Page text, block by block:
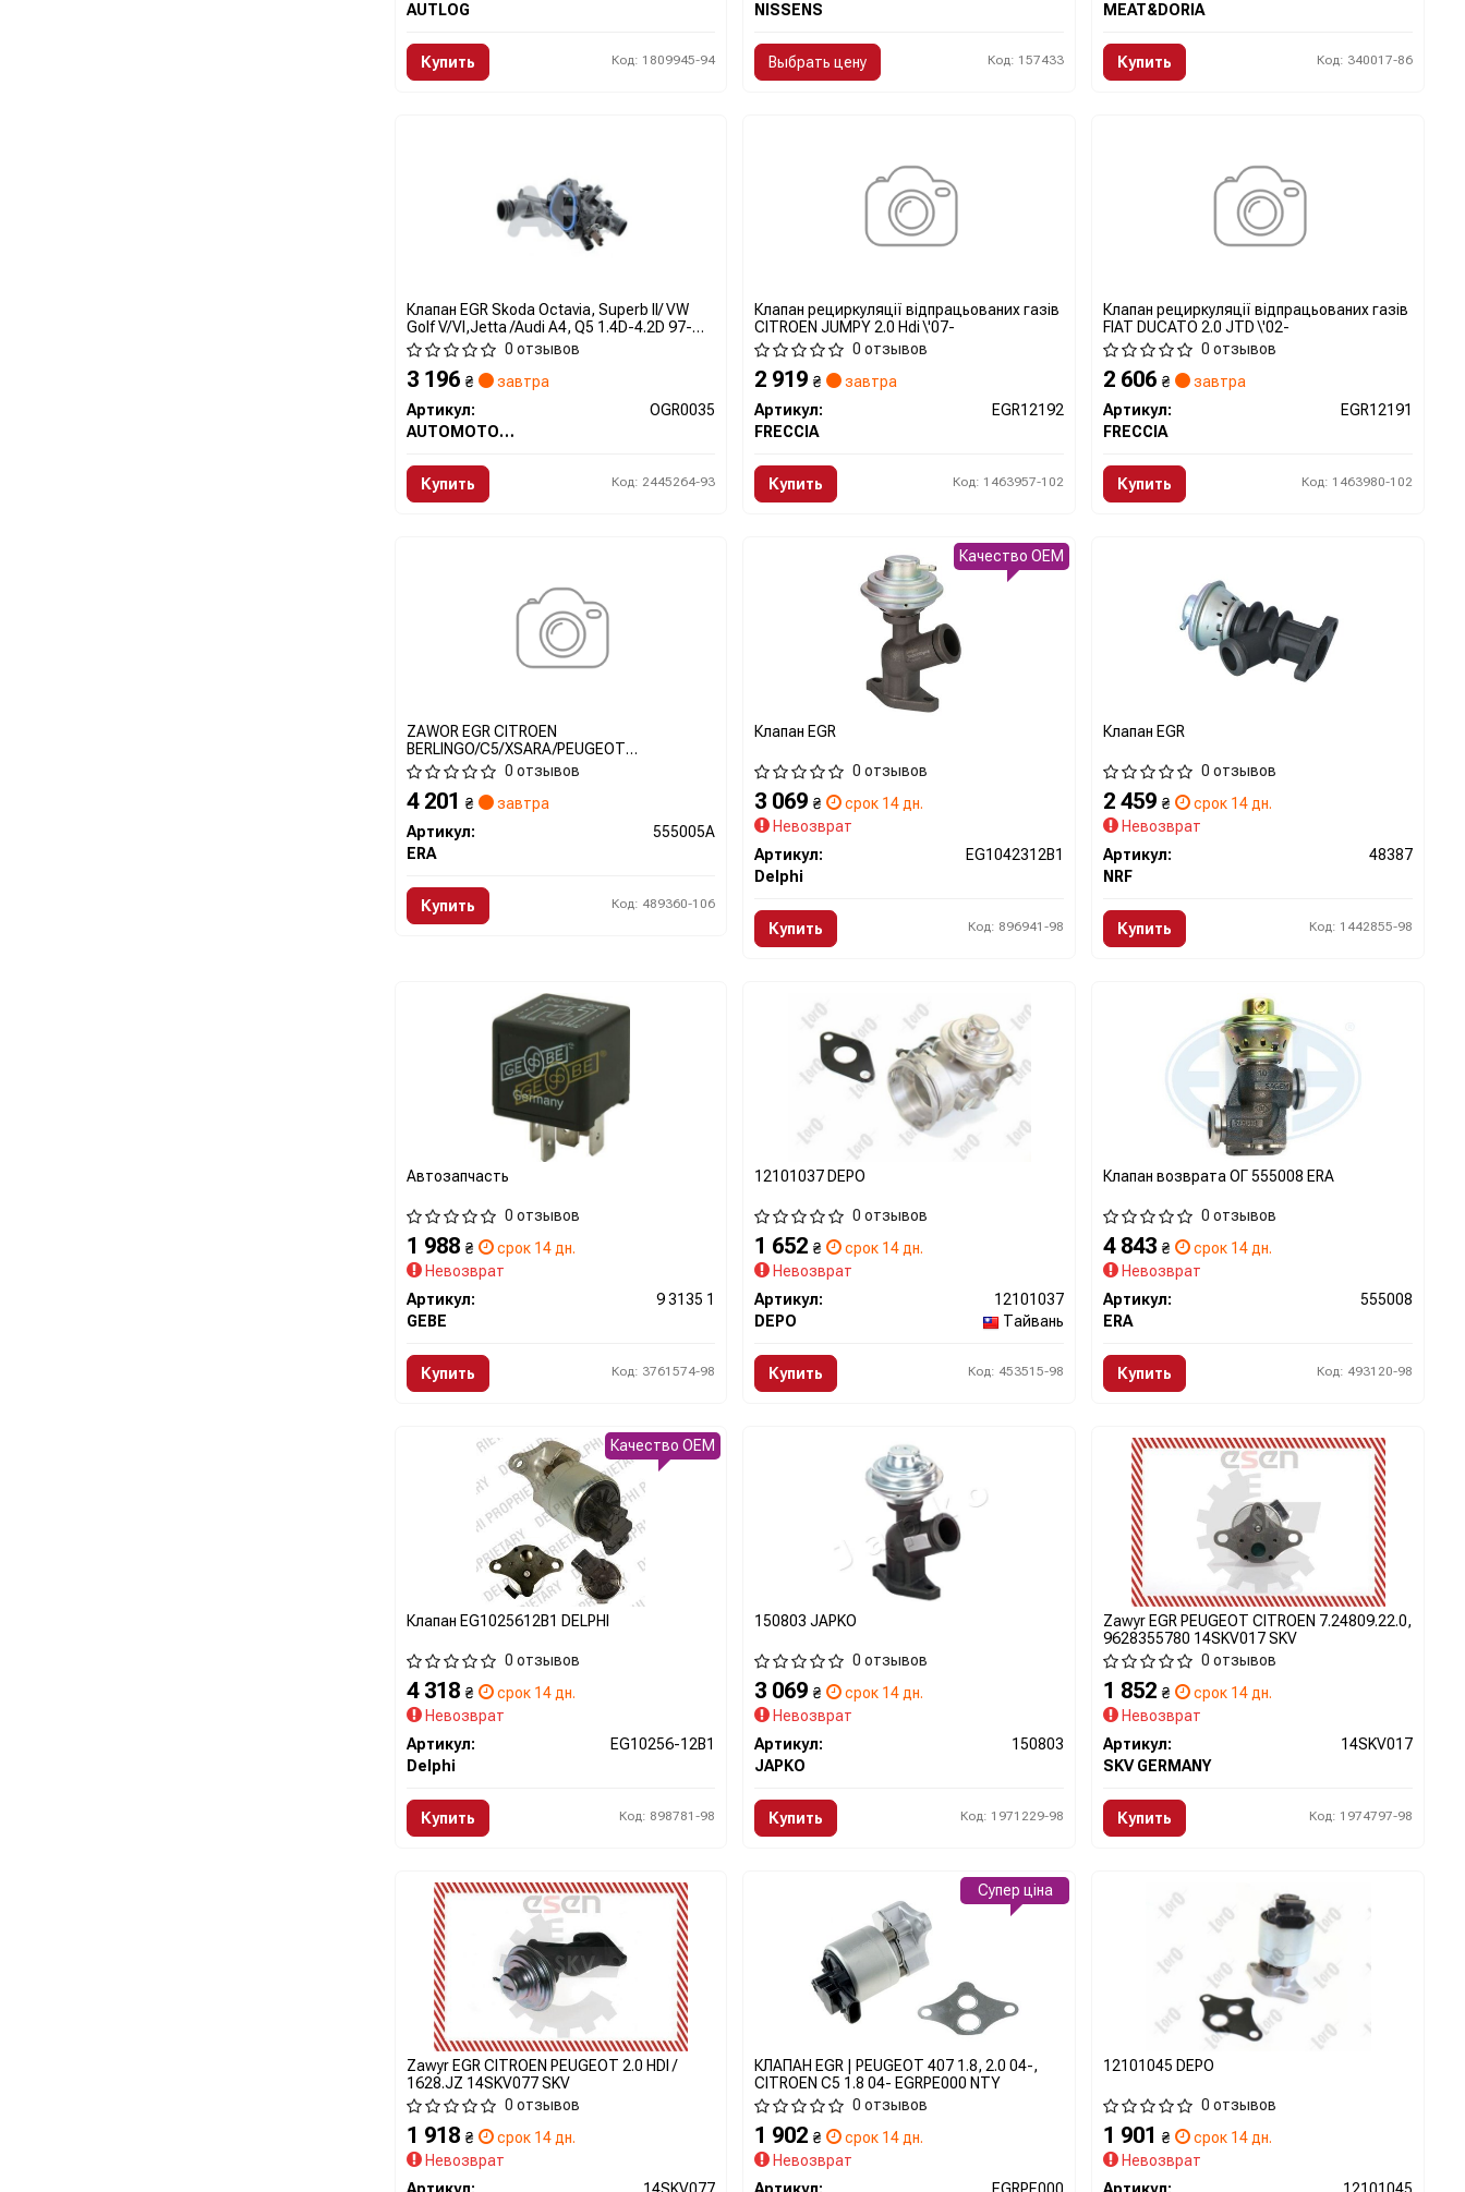
AUTLOG
Купить Код: 1809945-94
NISSENS
Выбрать цену Код: 157433
MEAT&DORIA
Купить Код: 340017-86
Клапан EGR Skoda Octavia, Superb II/ VW
Golf V/VI,Jetta /Audi A4, Q5 1.4D-4.2D 97-
(OGR0035) Automotor France
0 отзывов
3 196 ₴
завтра
Артикул:
OGR0035
AUTOMOTOR France
Купить Код: 2445264-93
Клапан рециркуляції відпрацьованих газів
CITROEN JUMPY 2.0 Hdi \'07-
0 отзывов
2 919₴
завтра
Артикул:
EGR12192
FRECCIA
Купить Код: 1463957-102
Клапан рециркуляції відпрацьованих газів
FIAT DUCATO 2.0 JTD \'02-
0 отзывов
2 606₴
завтра
Артикул:
EGR12191
FRECCIA
Купить Код: 1463980-102
ZAWOR EGR CITROEN
BERLINGO/C5/XSARA/PEUGEOT
206/307/406/EXPERT 1.9D/2.0 HDI <2011 SZT
ERA 555005A ERA
0 отзывов
4 201 ₴
завтра
Артикул:
555005A
ERA
Купить Код: 489360-106
Клапан EGR
0 отзывов
3 069₴
срок 14 дн.
Невозврат
Артикул:
EG1042312B1
Delphi
Купить Код: 896941-98
Качество OEM
Клапан EGR
0 отзывов
2 459₴
срок 14 дн.
Невозврат
Артикул:
48387
NRF
Купить Код: 1442855-98
Автозапчасть
0 отзывов
1 988 ₴
срок 14 дн.
Невозврат
Артикул:
9 3135 1
GEBE
Купить Код: 3761574-98
12101037 DEPO
0 отзывов
1 652₴
срок 14 дн.
Невозврат
Артикул:
12101037
DEPO
Тайвань
Купить Код: 453515-98
Клапан возврата ОГ 555008 ERA
0 отзывов
4 843₴
срок 14 дн.
Невозврат
Артикул:
555008
ERA
Купить Код: 493120-98
Клапан EG1025612B1 DELPHI
0 отзывов
4 318 ₴
срок 14 дн.
Невозврат
Артикул:
EG10256-12B1
Delphi
Купить Код: 898781-98
Качество OEM
150803 JAPKO
0 отзывов
3 069₴
срок 14 дн.
Невозврат
Артикул:
150803
JAPKO
Купить Код: 1971229-98
Zawуr EGR PEUGEOT CITROEN 7.24809.22.0,
9628355780 14SKV017 SKV
0 отзывов
1 852₴
срок 14 дн.
Невозврат
Артикул:
14SKV017
SKV GERMANY
Купить Код: 1974797-98
Zawуr EGR CITROEN PEUGEOT 2.0 HDI /
1628.JZ 14SKV077 SKV
0 отзывов
1 918 ₴
срок 14 дн.
Невозврат
КЛАПАН EGR | PEUGEOT 407 1.8, 2.0 04-,
CITROEN C5 1.8 04- EGRPE000 NTY
0 отзывов
1 902₴
срок 14 дн.
Невозврат
Супер ціна
12101045 DEPO
0 отзывов
1 901₴
срок 14 дн.
Невозврат